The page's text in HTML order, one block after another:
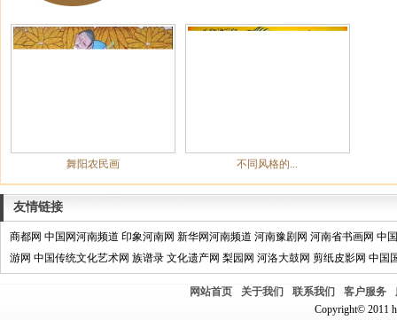
舞阳农民画 不同风格的...
友情链接
商都网 中国网河南频道 印象河南网 新华网河南频道 河南豫剧网 河南省书画网 中
游网 中国传统文化艺术网 族谱录 文化遗产网 梨园网 河洛大鼓网 剪纸皮影网 中国
网站首页 关于我们 联系我们 客户服务
Copyright© 2011